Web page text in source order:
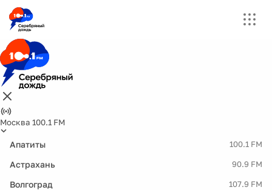
Москва 100.1 FM
Апатиты 100.1 FM
Астрахань 90.9 FM
Волгоград 107.9 FM